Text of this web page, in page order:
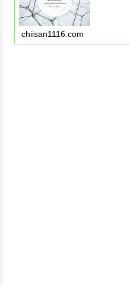
chiisan1116.com